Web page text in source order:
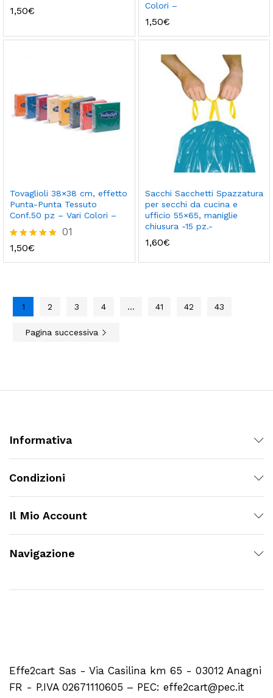
1,50€
Colori –
1,50€
Tovaglioli 38×38 cm, effetto
Punta-Punta Tessuto
Conf.50 pz – Vari Colori –
Valutato
su 5
01
1,50€
Sacchi Sacchetti Spazzatura
per secchi da cucina e
ufficio 55×65, maniglie
chiusura -15 pz.-
1,60€
1 2 3 4 … 41 42 43
Pagina successiva
Informativa
Condizioni
Il Mio Account
Navigazione
Effe2cart Sas - Via Casilina km 65 - 03012 Anagni
FR - P.IVA 02671110605 – PEC: effe2cart@pec.it